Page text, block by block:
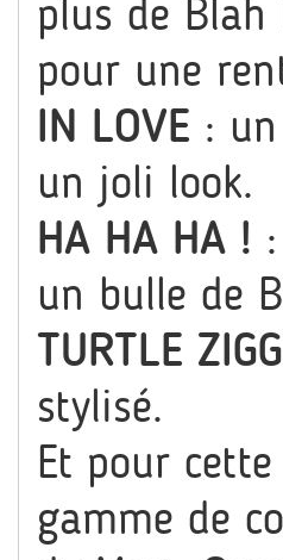
plus de
pour une
IN LOVE :
un joli look.
HA HA HA !
un bulle de
TURTLE
stylisé.
Et pour
gamme de